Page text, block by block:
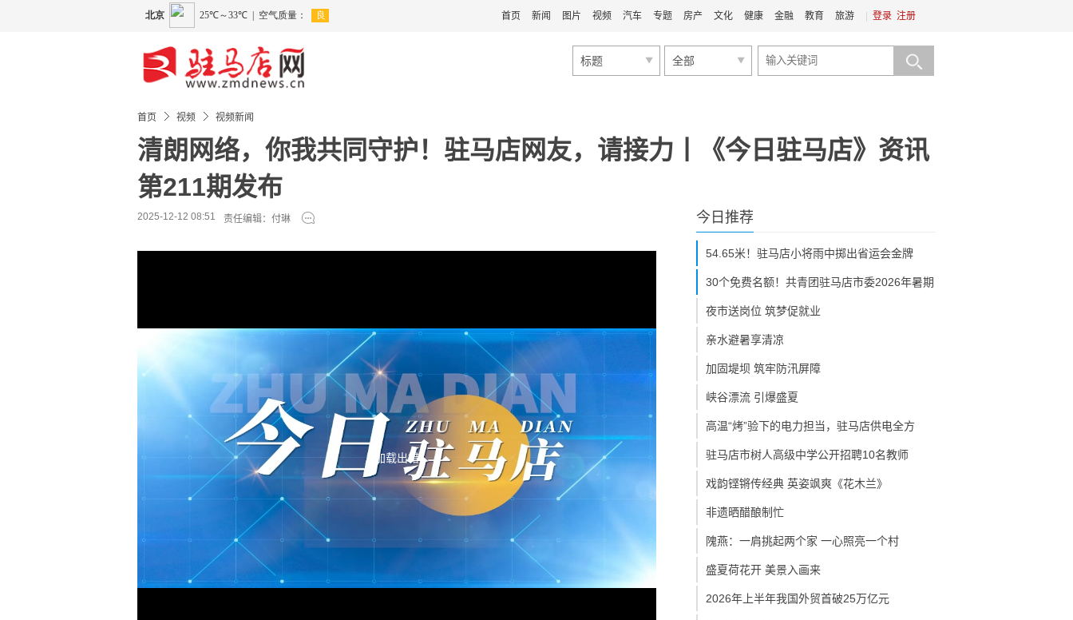
登录 注册
首页 新闻 图片 视频 汽车 专题 房产 文化 健康 金融 教育 旅游
标题 全部
首页 视频 视频新闻
清朗网络，你我共同守护！驻马店网友，请接力丨《今日驻马店》资讯
第211期发布
2025-12-12 08:51 责任编辑：付琳
加载出错
今日推荐
54.65米！驻马店小将雨中掷出省运会金牌
30个免费名额！共青团驻马店市委2026年暑期
夜市送岗位 筑梦促就业
亲水避暑享清凉
加固堤坝 筑牢防汛屏障
峡谷漂流 引爆盛夏
高温“烤”验下的电力担当，驻马店供电全方
驻马店市树人高级中学公开招聘10名教师
戏韵铿锵传经典 英姿飒爽《花木兰》
非遗晒醋酿制忙
隗燕：一肩挑起两个家 一心照亮一个村
盛夏荷花开 美景入画来
2026年上半年我国外贸首破25万亿元